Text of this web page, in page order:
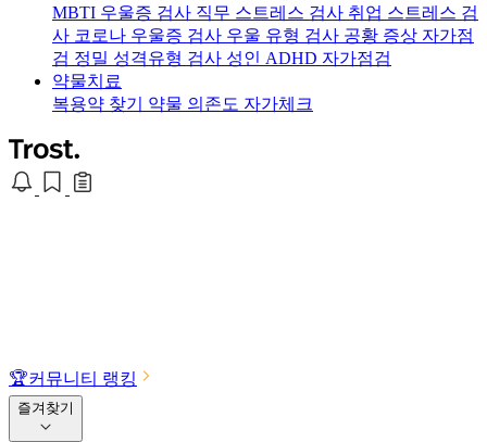
MBTI 우울증 검사 직무 스트레스 검사 취업 스트레스 검
사 코로나 우울증 검사 우울 유형 검사 공황 증상 자가점
검 정밀 성격유형 검사 성인 ADHD 자가점검
약물치료
복용약 찾기 약물 의존도 자가체크
🏆커뮤니티 랭킹
즐겨찾기